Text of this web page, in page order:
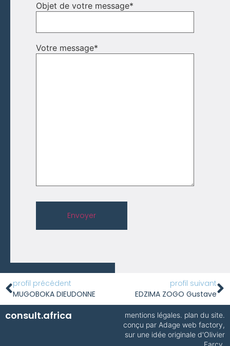
Objet de votre message*
Votre message*
Envoyer
profil précédent
MUGOBOKA DIEUDONNE
profil suivant
EDZIMA ZOGO Gustave
consult.africa mentions légales. plan du site.
conçu par Adage web factory,
sur une idée originale d'Olivier